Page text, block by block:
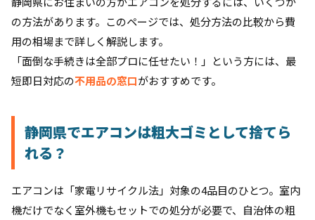
の方法があります。このページでは、処分方法の比較から費
用の相場まで詳しく解説します。
「面倒な手続きは全部プロに任せたい！」という方には、最
短即日対応の不用品の窓口がおすすめです。
静岡県でエアコンは粗大ゴミとして捨てら
れる？
エアコンは「家電リサイクル法」対象の4品目のひとつ。室内
機だけでなく室外機もセットでの処分が必要で、自治体の粗